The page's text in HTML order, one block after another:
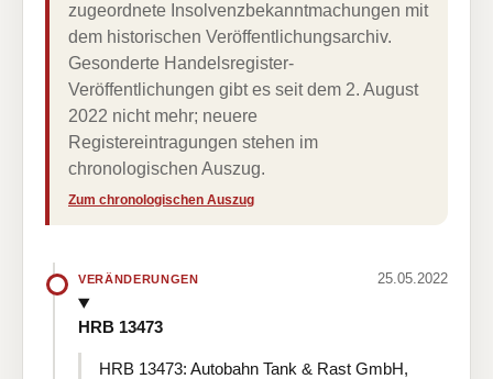
zugeordnete Insolvenzbekanntmachungen mit
dem historischen Veröffentlichungsarchiv.
Gesonderte Handelsregister-
Veröffentlichungen gibt es seit dem 2. August
2022 nicht mehr; neuere
Registereintragungen stehen im
chronologischen Auszug.
Zum chronologischen Auszug
VERÄNDERUNGEN 25.05.2022
HRB 13473
HRB 13473: Autobahn Tank & Rast GmbH,